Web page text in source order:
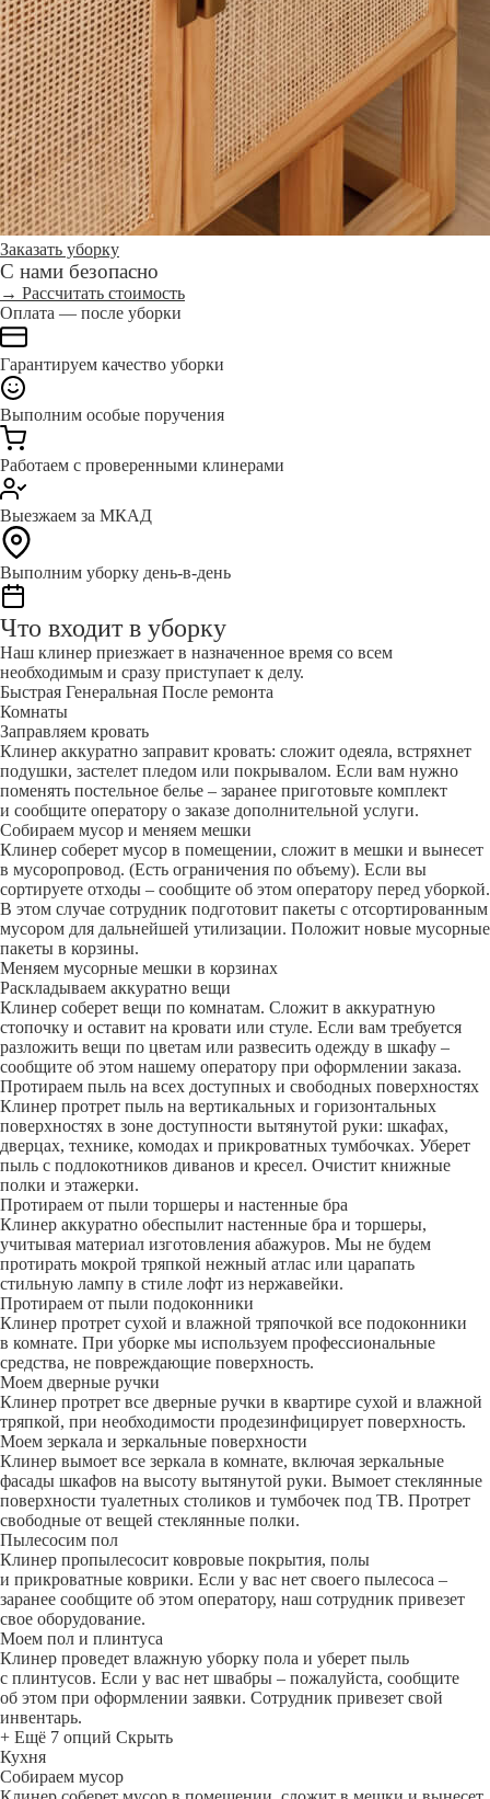
Заказать уборку
С нами безопасно
→ Рассчитать стоимость
Оплата — после уборки
Гарантируем качество уборки
Выполним особые поручения
Работаем с проверенными клинерами
Выезжаем за МКАД
Выполним уборку день-в-день
Что входит в уборку
Наш клинер приезжает в назначенное время со всем
необходимым и сразу приступает к делу.
Быстрая Генеральная После ремонта
Комнаты
Заправляем кровать
Клинер аккуратно заправит кровать: сложит одеяла, встряхнет
подушки, застелет пледом или покрывалом. Если вам нужно
поменять постельное белье – заранее приготовьте комплект
и сообщите оператору о заказе дополнительной услуги.
Собираем мусор и меняем мешки
Клинер соберет мусор в помещении, сложит в мешки и вынесет
в мусоропровод. (Есть ограничения по объему). Если вы
сортируете отходы – сообщите об этом оператору перед уборкой.
В этом случае сотрудник подготовит пакеты с отсортированным
мусором для дальнейшей утилизации. Положит новые мусорные
пакеты в корзины.
Меняем мусорные мешки в корзинах
Раскладываем аккуратно вещи
Клинер соберет вещи по комнатам. Сложит в аккуратную
стопочку и оставит на кровати или стуле. Если вам требуется
разложить вещи по цветам или развесить одежду в шкафу –
сообщите об этом нашему оператору при оформлении заказа.
Протираем пыль на всех доступных и свободных поверхностях
Клинер протрет пыль на вертикальных и горизонтальных
поверхностях в зоне доступности вытянутой руки: шкафах,
дверцах, технике, комодах и прикроватных тумбочках. Уберет
пыль с подлокотников диванов и кресел. Очистит книжные
полки и этажерки.
Протираем от пыли торшеры и настенные бра
Клинер аккуратно обеспылит настенные бра и торшеры,
учитывая материал изготовления абажуров. Мы не будем
протирать мокрой тряпкой нежный атлас или царапать
стильную лампу в стиле лофт из нержавейки.
Протираем от пыли подоконники
Клинер протрет сухой и влажной тряпочкой все подоконники
в комнате. При уборке мы используем профессиональные
средства, не повреждающие поверхность.
Моем дверные ручки
Клинер протрет все дверные ручки в квартире сухой и влажной
тряпкой, при необходимости продезинфицирует поверхность.
Моем зеркала и зеркальные поверхности
Клинер вымоет все зеркала в комнате, включая зеркальные
фасады шкафов на высоту вытянутой руки. Вымоет стеклянные
поверхности туалетных столиков и тумбочек под ТВ. Протрет
свободные от вещей стеклянные полки.
Пылесосим пол
Клинер пропылесосит ковровые покрытия, полы
и прикроватные коврики. Если у вас нет своего пылесоса –
заранее сообщите об этом оператору, наш сотрудник привезет
свое оборудование.
Моем пол и плинтуса
Клинер проведет влажную уборку пола и уберет пыль
с плинтусов. Если у вас нет швабры – пожалуйста, сообщите
об этом при оформлении заявки. Сотрудник привезет свой
инвентарь.
+ Ещё 7 опций Скрыть
Кухня
Собираем мусор